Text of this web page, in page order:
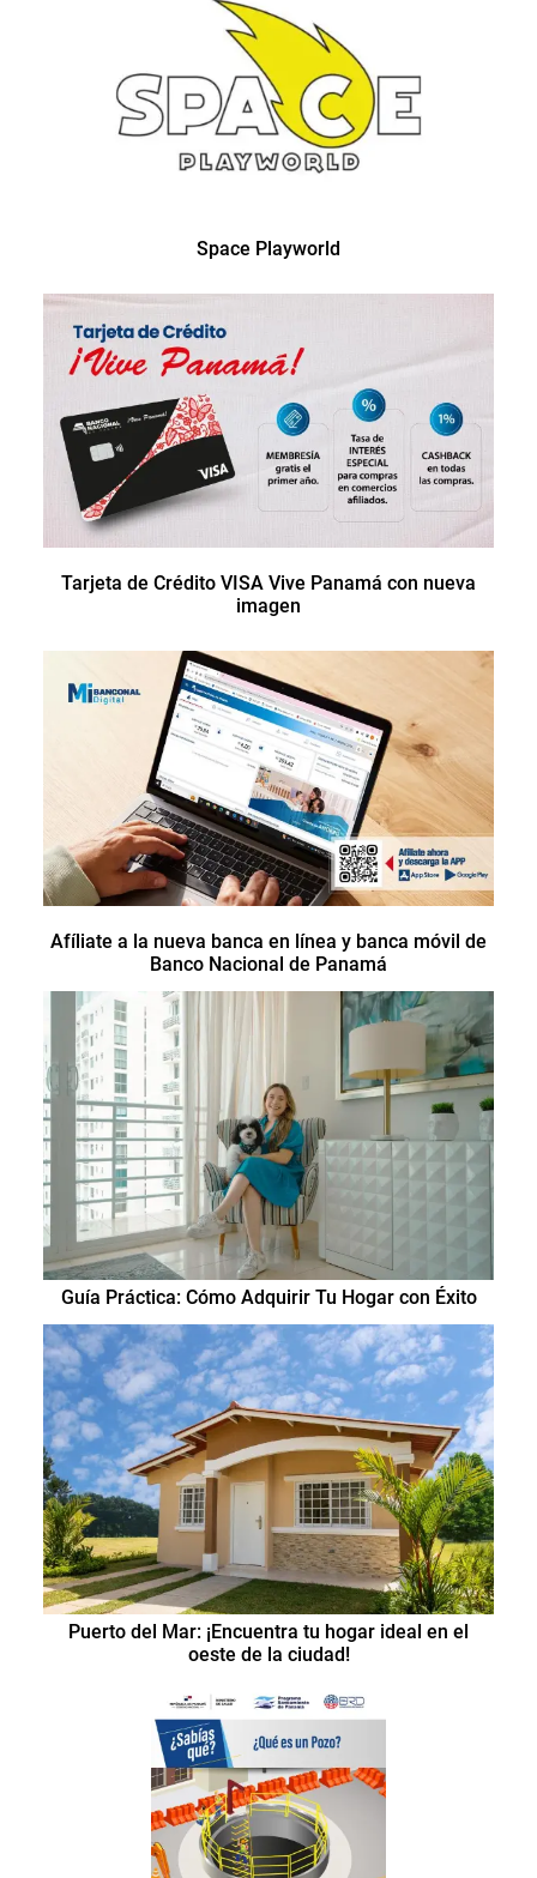
Space Playworld
Tarjeta de Crédito VISA Vive Panamá con nueva
imagen
Afíliate a la nueva banca en línea y banca móvil de
Banco Nacional de Panamá
Guía Práctica: Cómo Adquirir Tu Hogar con Éxito
Puerto del Mar: ¡Encuentra tu hogar ideal en el
oeste de la ciudad!